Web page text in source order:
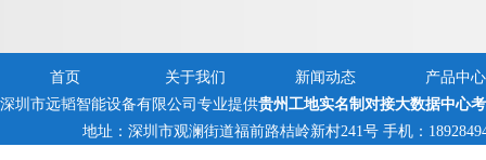
首页 关于我们 新闻动态
产品中心
深圳市远韬智能设备有限公司专业提供贵州工地实名制对接大数据中心
地址：深圳市观澜街道福前路桔岭新村241号 手机：